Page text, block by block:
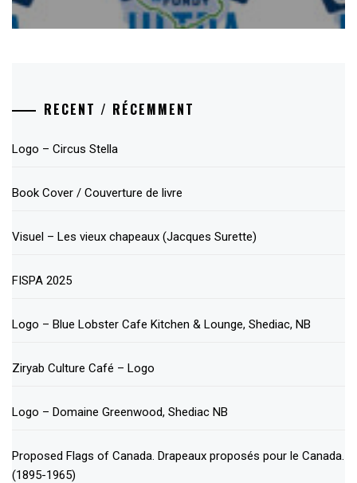
RECENT / RÉCEMMENT
Logo – Circus Stella
Book Cover / Couverture de livre
Visuel – Les vieux chapeaux (Jacques Surette)
FISPA 2025
Logo – Blue Lobster Cafe Kitchen & Lounge, Shediac, NB
Ziryab Culture Café – Logo
Logo – Domaine Greenwood, Shediac NB
Proposed Flags of Canada. Drapeaux proposés pour le Canada.
(1895-1965)